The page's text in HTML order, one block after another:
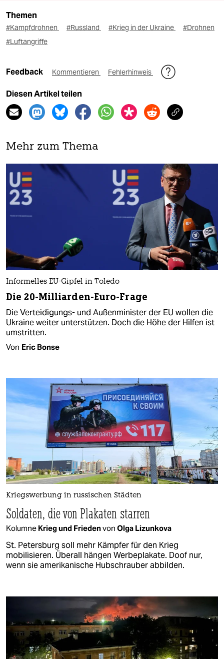
Themen
#Kampfdrohnen #Russland #Krieg in der Ukraine
#Drohnen
#Luftangriffe
Feedback Kommentieren Fehlerhinweis
Diesen Artikel teilen
Mehr zum Thema
Informelles EU-Gipfel in Toledo
Die 20-Milliarden-Euro-Frage
Die Verteidigungs- und Außenminister der EU wollen die
Ukraine weiter unterstützen. Doch die Höhe der Hilfen ist
umstritten.
Von Eric Bonse
Kriegswerbung in russischen Städten
Soldaten, die von Plakaten starren
Kolumne Krieg und Friedenvon Olga Lizunkova
St. Petersburg soll mehr Kämpfer für den Krieg
mobilisieren. Überall hängen Werbeplakate. Doof nur,
wenn sie amerikanische Hubschrauber abbilden.